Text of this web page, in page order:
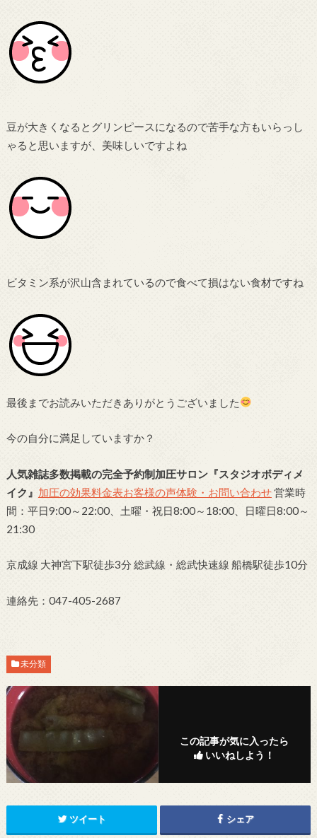
豆が大きくなるとグリンピースになるので苦手な方もいらっし
ゃると思いますが、美味しいですよね
ビタミン系が沢山含まれているので食べて損はない食材ですね
最後までお読みいただきありがとうございました
今の自分に満足していますか？
人気雑誌多数掲載の完全予約制加圧サロン『スタジオボディメ
イク』 加圧の効果料金表お客様の声体験・お問い合わせ営業時
間：平日9:00～22:00、土曜・祝日8:00～18:00、日曜日8:00～
21:30
京成線 大神宮下駅徒歩3分 総武線・総武快速線 船橋駅徒歩10分
連絡先：047-405-2687
未分類
この記事が気に入ったら
いいねしよう！
ツイート シェア